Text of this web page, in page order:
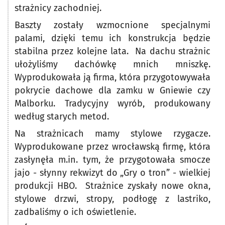
strażnicy zachodniej.
Baszty zostały wzmocnione specjalnymi
palami, dzięki temu ich konstrukcja będzie
stabilna przez kolejne lata. Na dachu strażnic
ułożyliśmy dachówkę mnich mniszkę.
Wyprodukowała ją firma, która przygotowywała
pokrycie dachowe dla zamku w Gniewie czy
Malborku. Tradycyjny wyrób, produkowany
według starych metod.
Na strażnicach mamy stylowe rzygacze.
Wyprodukowane przez wrocławską firmę, która
zasłynęła m.in. tym, że przygotowała smocze
jajo - słynny rekwizyt do „Gry o tron” - wielkiej
produkcji HBO. Strażnice zyskały nowe okna,
stylowe drzwi, stropy, podłogę z lastriko,
zadbaliśmy o ich oświetlenie.